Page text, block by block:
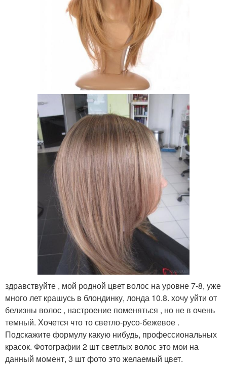
здравствуйте , мой родной цвет волос на уровне 7-8, уже
много лет крашусь в блондинку, лонда 10.8. хочу уйти от
белизны волос , настроение поменяться , но не в очень
темный. Хочется что то светло-русо-бежевое .
Подскажите формулу какую нибудь, профессиональных
красок. Фотографии 2 шт светлых волос это мои на
данный момент, 3 шт фото это желаемый цвет.